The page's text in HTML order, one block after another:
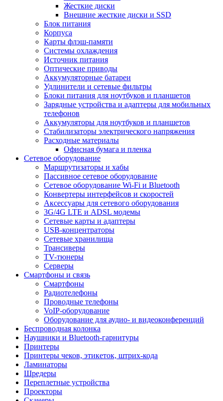
Жесткие диски
Внешние жесткие диски и SSD
Блок питания
Корпуса
Карты флэш-памяти
Системы охлаждения
Источник питания
Оптические приводы
Аккумуляторные батареи
Удлинители и сетевые фильтры
Блоки питания для ноутбуков и планшетов
Зарядные устройства и адаптеры для мобильных
телефонов
Аккумуляторы для ноутбуков и планшетов
Стабилизаторы электрического напряжения
Расходные материалы
Офисная бумага и пленка
Сетевое оборудование
Маршрутизаторы и хабы
Пассивное сетевое оборудование
Сетевое оборудование Wi-Fi и Bluetooth
Конвертеры интерфейсов и скоростей
Аксессуары для сетевого оборудования
3G/4G LTE и ADSL модемы
Сетевые карты и адаптеры
USB-концентраторы
Сетевые хранилища
Трансиверы
TV-тюнеры
Серверы
Смартфоны и связь
Смартфоны
Радиотелефоны
Проводные телефоны
VoIP-оборудование
Оборудование для аудио- и видеоконференций
Беспроводная колонка
Наушники и Bluetooth-гарнитуры
Принтеры
Принтеры чеков, этикеток, штрих-кода
Ламинаторы
Шредеры
Переплетные устройства
Проекторы